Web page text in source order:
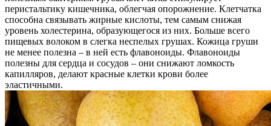
перистальтику кишечника, облегчая опорожнение. Клетчатка
способна связывать жирные кислоты, тем самым снижая
уровень холестерина, образующегося из них. Больше всего
пищевых волоком в слегка неспелых грушах. Кожица груши
не менее полезна – в ней есть флавоноиды. Флавоноиды
полезны для сердца и сосудов – они снижают ломкость
капилляров, делают красные клетки крови более
эластичными.